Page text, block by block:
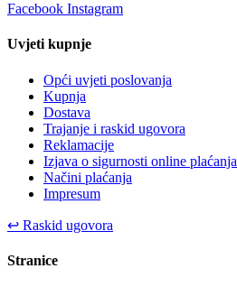
Facebook Instagram
Uvjeti kupnje
Opći uvjeti poslovanja
Kupnja
Dostava
Trajanje i raskid ugovora
Reklamacije
Izjava o sigurnosti online plaćanja
Načini plaćanja
Impresum
↩ Raskid ugovora
Stranice